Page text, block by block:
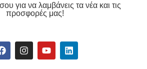
για να λαμβάνεις τα νέα και τις
προσφορές μας!